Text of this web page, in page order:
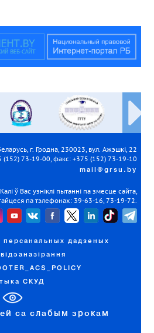
г. Гродна, 230023, вул. Ажэшкі, 22
(152) 73-19-00, факс: +375 (152) 73-19-10
mail@grsu.by
Калі ў Вас узніклі пытанні па змесце сайта,
па тэлефонах: 39-63-16, 73-19-72.
персанальных дадзеных
СКУД
са слабым зрокам